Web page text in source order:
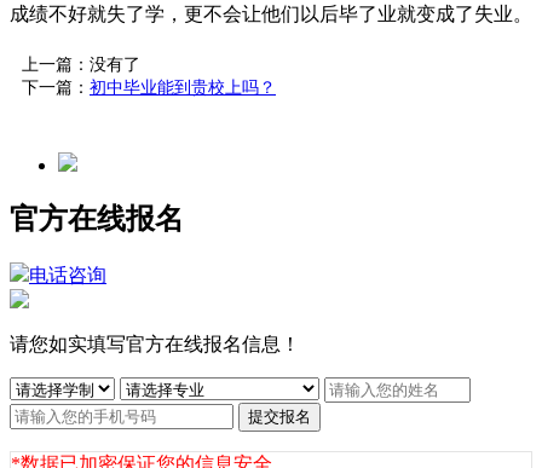
成绩不好就失了学，更不会让他们以后毕了业就变成了失业。
上一篇：没有了
下一篇： 初中毕业能到贵校上吗？
官方在线报名
电话咨询
请您如实填写官方在线报名信息！
提交报名